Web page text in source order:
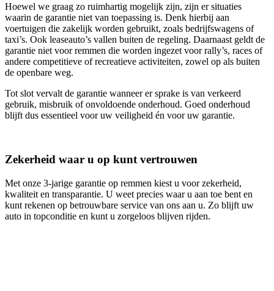
Hoewel we graag zo ruimhartig mogelijk zijn, zijn er situaties
waarin de garantie niet van toepassing is. Denk hierbij aan
voertuigen die zakelijk worden gebruikt, zoals bedrijfswagens of
taxi’s. Ook leaseauto’s vallen buiten de regeling. Daarnaast geldt de
garantie niet voor remmen die worden ingezet voor rally’s, races of
andere competitieve of recreatieve activiteiten, zowel op als buiten
de openbare weg.
Tot slot vervalt de garantie wanneer er sprake is van verkeerd
gebruik, misbruik of onvoldoende onderhoud. Goed onderhoud
blijft dus essentieel voor uw veiligheid én voor uw garantie.
Zekerheid waar u op kunt vertrouwen
Met onze 3‑jarige garantie op remmen kiest u voor zekerheid,
kwaliteit en transparantie. U weet precies waar u aan toe bent en
kunt rekenen op betrouwbare service van ons aan u. Zo blijft uw
auto in topconditie en kunt u zorgeloos blijven rijden.